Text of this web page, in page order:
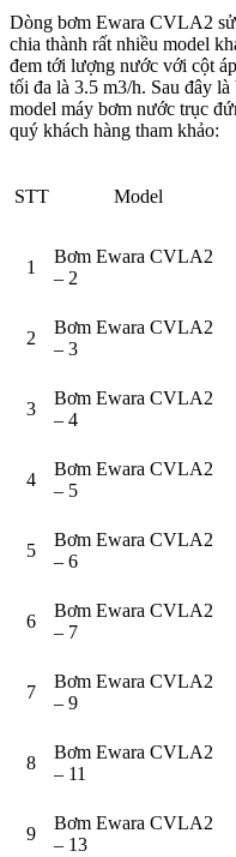
Dòng bơm Ewara CVLA2
chia thành rất nhiều model
đem tới lượng nước với cột
tối đa là 3.5 m3/h. Sau đây
model máy bơm nước trục
quý khách hàng tham khảo:
STT Model
1
Bơm Ewara CVLA2
– 2
2
Bơm Ewara CVLA2
– 3
3
Bơm Ewara CVLA2
– 4
4
Bơm Ewara CVLA2
– 5
5
Bơm Ewara CVLA2
– 6
6
Bơm Ewara CVLA2
– 7
7
Bơm Ewara CVLA2
– 9
8
Bơm Ewara CVLA2
– 11
9
Bơm Ewara CVLA2
– 13